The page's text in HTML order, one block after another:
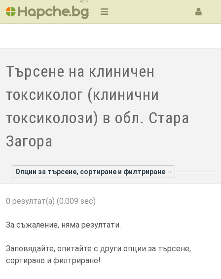
BETA
Търсене на клиничен
токсиколог (клинични
токсиколози) в обл. Стара
Загора
Опции за търсене, сортиране и филтриране
0 резултат(а) (0.009 sec)
За съжаление, няма резултати.
Заповядайте, опитайте с други опции за търсене,
сортиране и филтриране!